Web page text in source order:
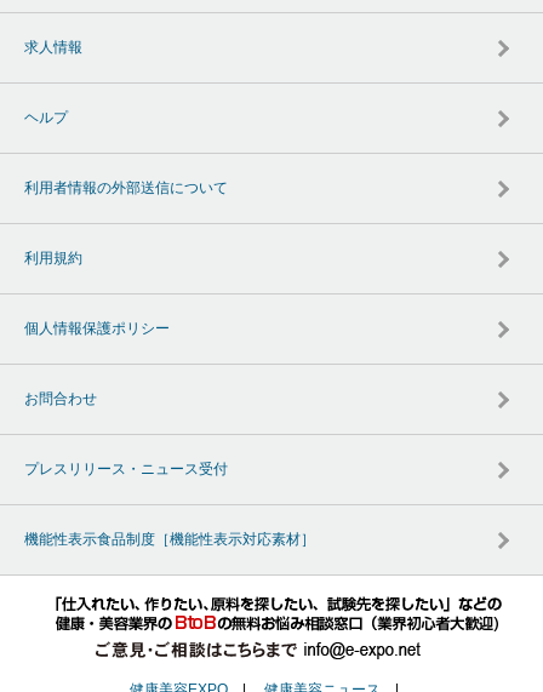
求人情報
ヘルプ
利用者情報の外部送信について
利用規約
個人情報保護ポリシー
お問合わせ
プレスリリース・ニュース受付
機能性表示食品制度［機能性表示対応素材］